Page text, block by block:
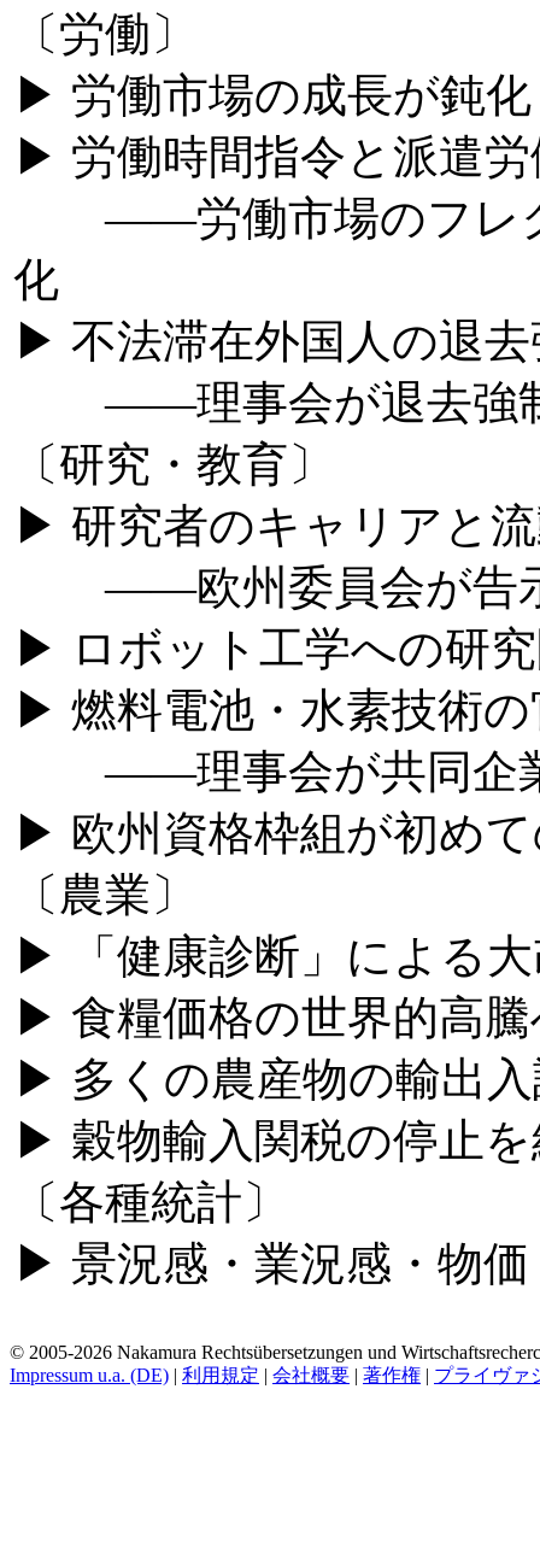
〔労働〕
▶ 労働市場の成長が鈍化
▶ 労働時間指令と派遣
――労働市場のフレク
化
▶ 不法滞在外国人の退
――理事会が退去強制
〔研究・教育〕
▶ 研究者のキャリアと
――欧州委員会が告
▶ ロボット工学への研
▶ 燃料電池・水素技術
――理事会が共同企業
▶ 欧州資格枠組が初め
〔農業〕
▶ 「健康診断」による
▶ 食糧価格の世界的高
▶ 多くの農産物の輸出
▶ 穀物輸入関税の停止
〔各種統計〕
▶ 景況感・業況感・物
© 2005-2026 Nakamura Rechtsübersetzungen und
Impressum u.a. (DE) | 利用規定 | 会社概要 | 著作権 | プライヴァ